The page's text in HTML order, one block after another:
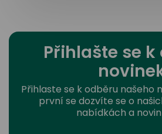
Přihlašte se k
Přihlaste se k odběru našeho
první se dozvíte se o
nabídkách a